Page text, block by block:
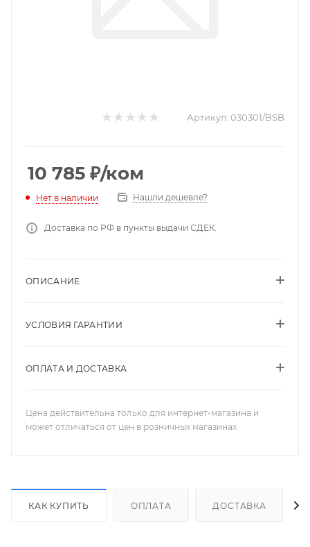
Артикул: 030301/BSB
10 785 ₽/ком
Нет в наличии Нашли дешевле?
Доставка по РФ в пункты выдачи СДЕК.
ОПИСАНИЕ
УСЛОВИЯ ГАРАНТИИ
ОПЛАТА И ДОСТАВКА
Цена действительна только для интернет-магазина и
может отличаться от цен в розничных магазинах
КАК КУПИТЬ ОПЛАТА ДОСТАВКА